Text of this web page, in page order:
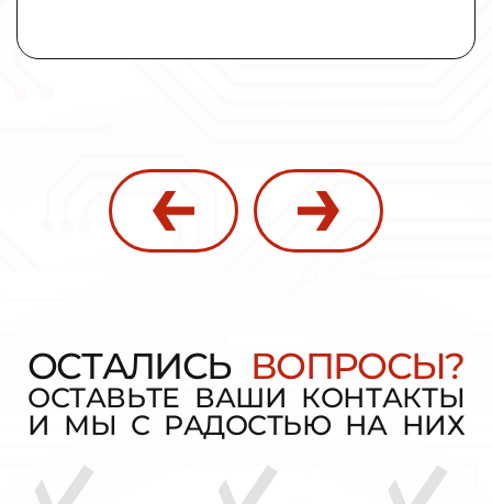
ОСТАЛИСЬ ВОПРОСЫ?
ОСТАВЬТЕ ВАШИ КОНТАКТЫ
И МЫ С РАДОСТЬЮ НА НИХ